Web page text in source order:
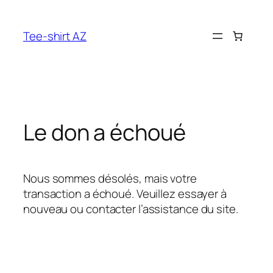
contenu
Tee-shirt AZ
Le don a échoué
Nous sommes désolés, mais votre
transaction a échoué. Veuillez essayer à
nouveau ou contacter l’assistance du site.